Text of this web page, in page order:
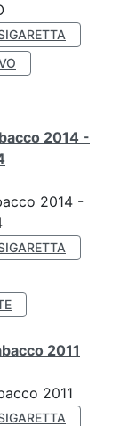
2014 -
2014 -
2011
2011